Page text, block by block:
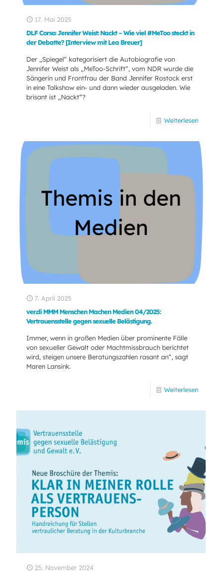
17. Mai 2025
DLF Corso: Jennifer Weist: Nackt – Wie viel #MeToo steckt in
der Debatte? [Interview mit Lea Breuer]
Der „Spiegel“ kategorisiert die Autobiografie von
Jennifer Weist als „MeToo-Schrift“, vom NDR wurde die
Sängerin und Frontfrau der Band Jennifer Rostock erst
in eine Talkshow ein- und dann wieder ausgeladen. Wie
brisant ist „Nackt“?
Weiterlesen
7. April 2025
ver.di MMM Menschen Machen Medien 04/2025:
Vertrauensstelle gegen sexuelle Belästigung.
Immer, wenn in großen Medien über prominente Fälle
von sexueller Gewalt oder Machtmissbrauch berichtet
wird, steigen unsere Beratungszahlen rasant an“, sagt
Maren Lansink.
Weiterlesen
25. November 2024